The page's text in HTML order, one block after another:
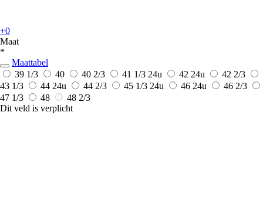
+0
Maat
*
Maattabel
39 1/3
40 40 2/3 41 1/3 24u 42 24u
42 2/3
43 1/3
44 24u 44 2/3 45 1/3 24u 46 24u
46 2/3
47 1/3
48
48 2/3
Dit veld is verplicht